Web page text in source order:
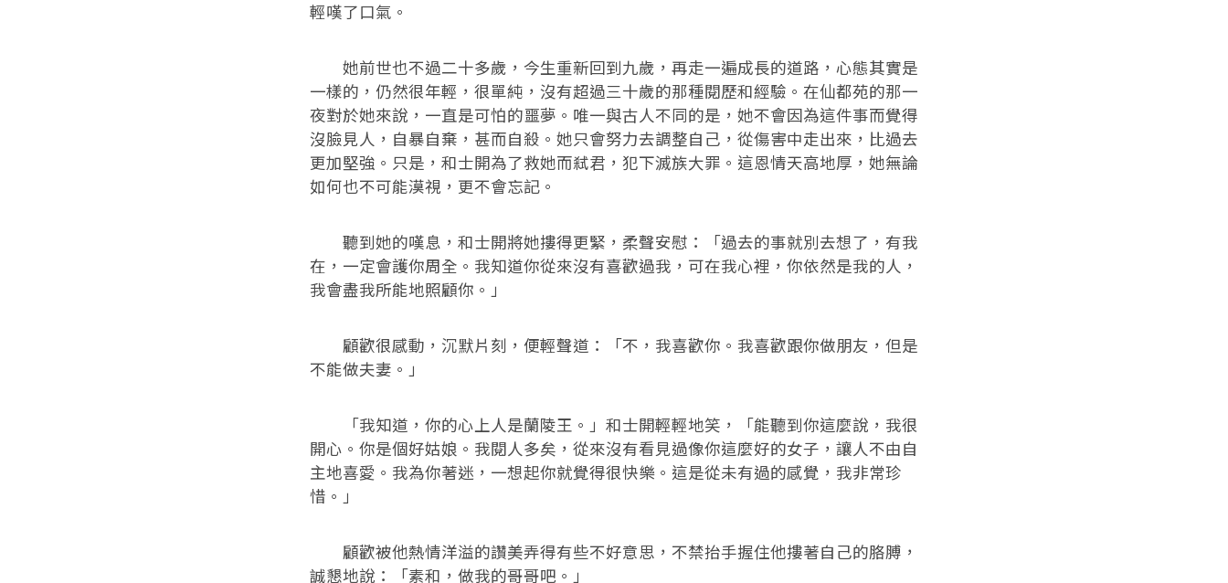
輕嘆了口氣。
她前世也不過二十多歲，今生重新回到九歲，再走一遍成長的道路，心態其實是
一樣的，仍然很年輕，很單純，沒有超過三十歲的那種閱歷和經驗。在仙都苑的那一
夜對於她來說，一直是可怕的噩夢。唯一與古人不同的是，她不會因為這件事而覺得
沒臉見人，自暴自棄，甚而自殺。她只會努力去調整自己，從傷害中走出來，比過去
更加堅強。只是，和士開為了救她而弒君，犯下滅族大罪。這恩情天高地厚，她無論
如何也不可能漠視，更不會忘記。
聽到她的嘆息，和士開將她摟得更緊，柔聲安慰：「過去的事就別去想了，有我
在，一定會護你周全。我知道你從來沒有喜歡過我，可在我心裡，你依然是我的人，
我會盡我所能地照顧你。」
顧歡很感動，沉默片刻，便輕聲道：「不，我喜歡你。我喜歡跟你做朋友，但是
不能做夫妻。」
「我知道，你的心上人是蘭陵王。」和士開輕輕地笑，「能聽到你這麼說，我很
開心。你是個好姑娘。我閱人多矣，從來沒有看見過像你這麼好的女子，讓人不由自
主地喜愛。我為你著迷，一想起你就覺得很快樂。這是從未有過的感覺，我非常珍
惜。」
顧歡被他熱情洋溢的讚美弄得有些不好意思，不禁抬手握住他摟著自己的胳膊，
誠懇地說：「素和，做我的哥哥吧。」